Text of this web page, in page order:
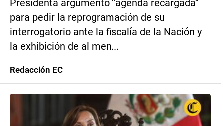
Presidenta argumento “agenda recargada”
para pedir la reprogramación de su
interrogatorio ante la fiscalía de la Nación y
la exhibición de al men...
Redacción EC